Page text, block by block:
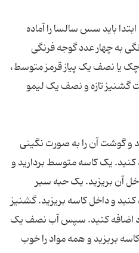
باید سس سالسا را آماده
به چهار عدد گوجه فرنگی
یا نصف یک پیاز قرمز متوسط،
تازه و نصف یک لیمو
و گوشت آن را به صورت نگینی
کنید. یک کاسه متوسط بردارید و
آن بریزید. یک حبه سیر
و داخل کاسه بریزید. گشنیز
مواد اضافه کنید. سپس آب نصف یک
بریزید و همه مواد را خوب